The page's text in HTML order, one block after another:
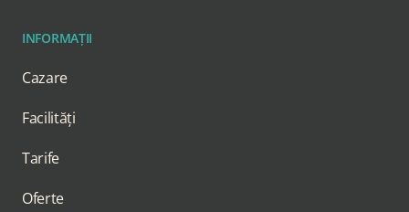
INFORMAȚII
Cazare
Facilități
Tarife
Oferte